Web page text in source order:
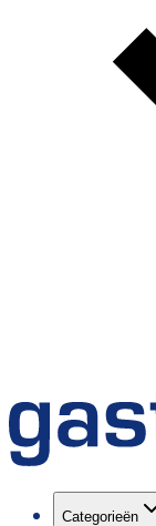
Categorieën